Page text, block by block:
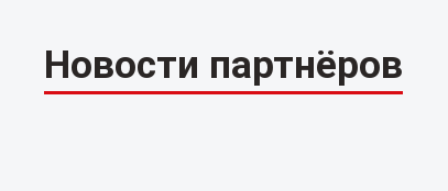
Новости партнёров